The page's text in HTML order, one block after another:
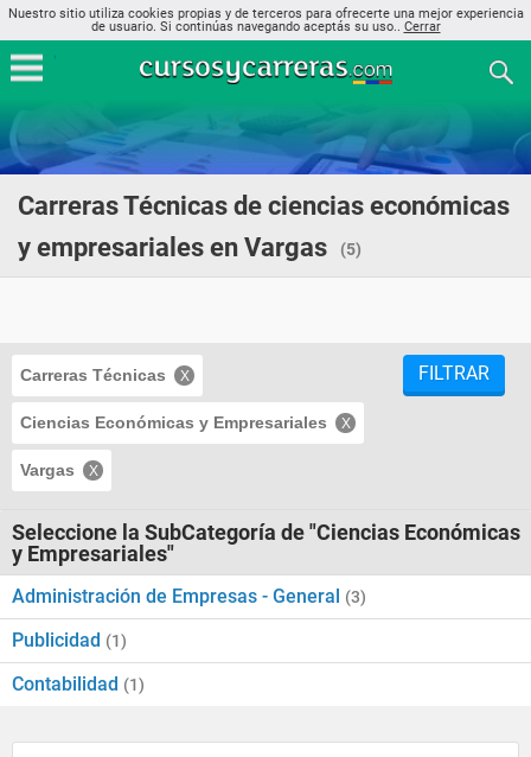
Nuestro sitio utiliza cookies propias y de terceros para ofrecerte una mejor experiencia
de usuario. Si continúas navegando aceptás su uso.. Cerrar
Carreras Técnicas de ciencias económicas
y empresariales en Vargas
(5)
Carreras Técnicas
Ciencias Económicas y Empresariales
Vargas
FILTRAR
Seleccione la SubCategoría de "Ciencias Económicas
y Empresariales"
Administración de Empresas - General (3)
Publicidad (1)
Contabilidad (1)